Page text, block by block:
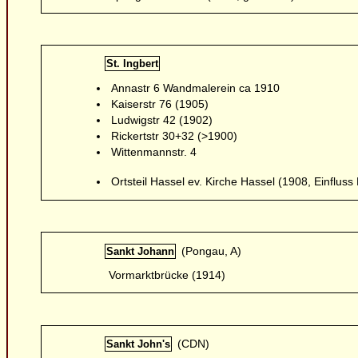
St. Ingbert
Annastr 6 Wandmalerein ca 1910
Kaiserstr 76 (1905)
Ludwigstr 42 (1902)
Rickertstr 30+32 (>1900)
Wittenmannstr. 4
Ortsteil Hassel ev. Kirche Hassel (1908, Einfluss
Sankt Johann(Pongau, A)
Vormarktbrücke (1914)
Sankt John's(CDN)